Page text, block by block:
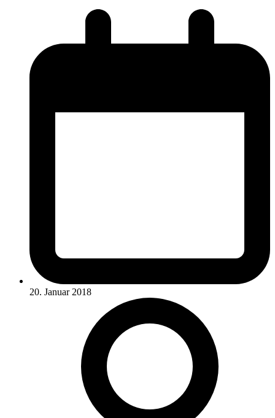
20. Januar 2018